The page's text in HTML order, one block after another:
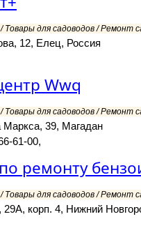
Товары для садоводов / Ремонт
12, Елец, Россия
Wwq
Товары для садоводов / Ремонт
Маркса, 39, Магадан
61-00,
ремонту
Товары для садоводов / Ремонт
корп. 4, Нижний